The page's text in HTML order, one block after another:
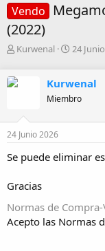
Vendo
(2022)
A
o
Kurwenal
F
h
a
e
i
24
Kurwenal
Miembro
24 Junio 2026
Se puede eliminar
Gracias
Normas de
Acepto las Normas